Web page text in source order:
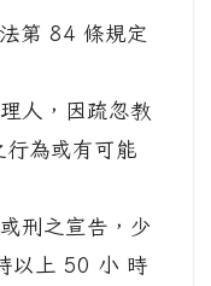
84 條規定
因疏忽教
行為或有可能
宣告，少
以上 50 小 時